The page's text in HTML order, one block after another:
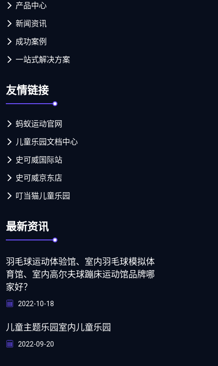
产品中心
新闻资讯
成功案例
一站式解决方案
友情链接
蚂蚁运动官网
儿童乐园文档中心
史可威国际站
史可威京东店
叮当猫儿童乐园
最新资讯
羽毛球运动体验馆、室内羽毛球模拟体
育馆、室内高尔夫球蹦床运动馆品牌哪
家好？
2022-10-18
儿童主题乐园室内儿童乐园
2022-09-20